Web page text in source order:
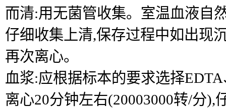
而清:用无菌管收集。室温血液自
仔细收集上清,保存过程中如出现
再次离心。
血浆:应根据标本的要求选择
离心20分钟左右(20003000转/分),